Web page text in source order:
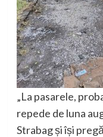
„La pasarele,
repede de luna
Strabag și își